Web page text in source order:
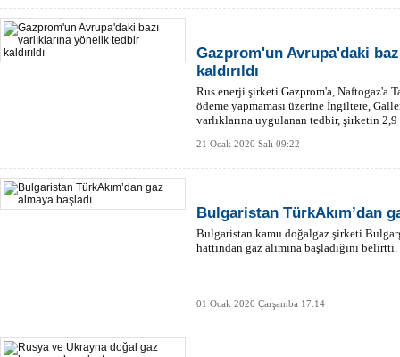
Gazprom'un Avrupa'daki
kaldırıldı
Rus enerji şirketi Gazprom'a, Naftogaz'a
ödeme yapmaması üzerine İngiltere,
varlıklarına uygulanan tedbir, şirketin
21 Ocak 2020 Salı 09:22
Bulgaristan TürkAkım’dan
Bulgaristan kamu doğalgaz şirketi
hattından gaz alımına başladığını belirtti.
01 Ocak 2020 Çarşamba 17:14